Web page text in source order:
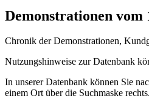
Demonstrationen vom
Chronik der Demonstrationen,
Nutzungshinweise zur Datenbank
In unserer Datenbank können Sie
einem Ort über die Suchmaske rechts.